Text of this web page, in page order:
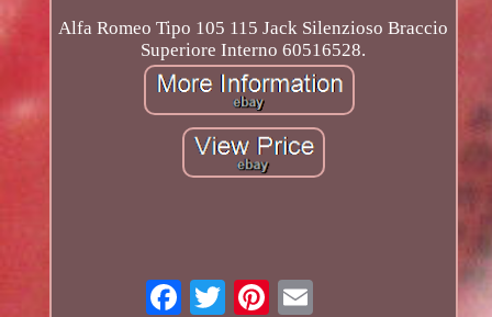
Alfa Romeo Tipo 105 115 Jack Silenzioso Braccio
Superiore Interno 60516528.